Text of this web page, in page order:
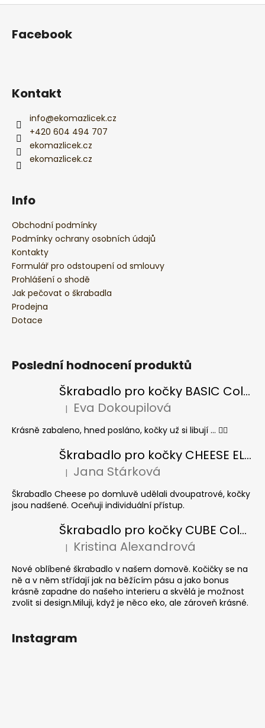
Z
Facebook
Kontakt
info@ekomazlicek.cz
+420 604 494 707
ekomazlicek.cz
ekomazlicek.cz
Info
Obchodní podmínky
Podmínky ochrany osobních údajů
Kontakty
Formulář pro odstoupení od smlouvy
Prohlášení o shodě
Jak pečovat o škrabadla
Prodejna
Dotace
Poslední hodnocení produktů
Škrabadlo pro kočky BASIC Colour
Hodnocení produktu je 5 z 5 hvězdiček.
| Eva Dokoupilová
Krásně zabaleno, hned posláno, kočky už si libují ... 👍🏻
Škrabadlo pro kočky CHEESE ELIPSE colour
Hodnocení produktu je 5 z 5 hvězdiček.
| Jana Stárková
Škrabadlo Cheese po domluvě udělali dvoupatrové, kočky
jsou nadšené. Oceňuji individuální přístup.
Škrabadlo pro kočky CUBE Colour
Hodnocení produktu je 5 z 5 hvězdiček.
| Kristina Alexandrová
Nové oblíbené škrabadlo v našem domově. Kočičky se na
ně a v něm střídají jak na běžícím pásu a jako bonus
krásně zapadne do našeho interieru a skvělá je možnost
zvolit si design.Miluji, když je něco eko, ale zároveň krásné.
Instagram